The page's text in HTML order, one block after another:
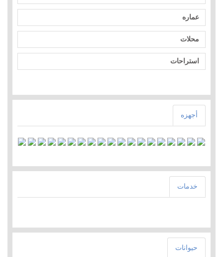
عماره
محلات
استراحات
أجهزه
خدمات
حيوانات